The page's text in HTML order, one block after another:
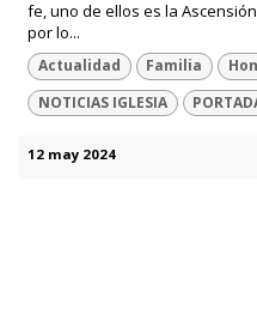
fe, uno de ellos es la
por lo...
Actualidad Familia
NOTICIAS IGLESIA
12 may 2024